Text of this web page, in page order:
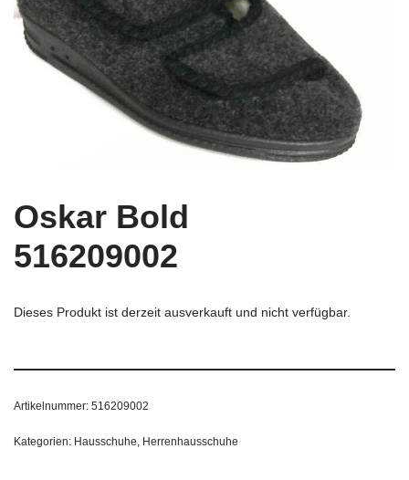
Oskar Bold
516209002
Dieses Produkt ist derzeit ausverkauft und nicht verfügbar.
Artikelnummer: 516209002
Kategorien: Hausschuhe Herrenhausschuhe